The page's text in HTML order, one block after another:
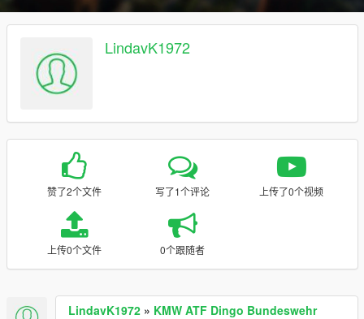
LindavK1972
赞了2个文件 写了1个评论 上传了0个视频
上传0个文件 0个跟随者
LindavK1972 » KMW ATF Dingo Bundeswehr